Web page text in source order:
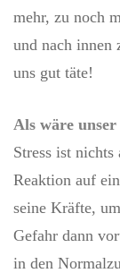
mehr, zu noch
und nach innen
uns gut täte!
Als wäre
Stress ist nichts
Reaktion auf
seine Kräfte,
Gefahr dann
in den